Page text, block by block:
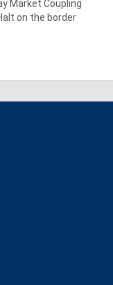
Market Coupling
on the border